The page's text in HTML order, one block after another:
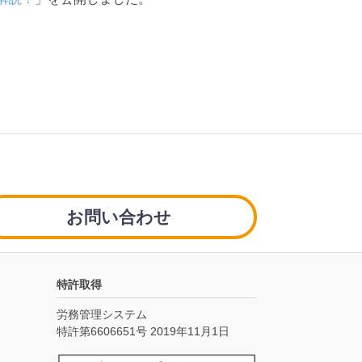
お問い合わせ
特許取得
労務管理システム
特許第6606651号 2019年11月1日